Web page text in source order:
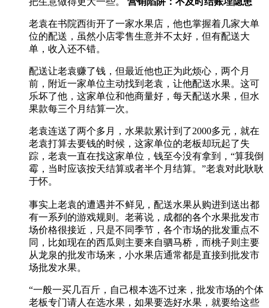
老袁在书院西街开了一家水果店，他也掌握着几家大单
位的配送，虽然小店零售生意并不太好，但有配送大
单，收入还不错。
配送让老袁赚了钱，但最近他也正为此烦心，两个月
前，附近一家单位主动找到老袁，让他配送水果。这可
乐坏了他，这家单位和他商量好，每天配送水果，但水
果款每三个月结算一次。
老袁连送了两个多月，水果款累计到了2000多元，就在
老袁打算去要钱的时候，这家单位的老板却玩起了失
踪，老袁一直在找这家单位，钱至今没有拿到，“算我倒
霉，当时应该按天结算或者半个月结算。”老袁对此耿耿
于怀。
事实上老袁的遭遇并不鲜见，配送水果从购进到送出都
有一系列的游戏规则。老蒋说，成都的各个水果批发市
场价格很接近，只是不同季节，各个市场的批发重点不
同，比如现在的西瓜则主要来自驷马桥，而桃子则主要
从龙泉的批发市场来，小水果店通常都是直接到批发市
场批发水果。
“一般一买几百斤，自己根本选不过来，批发市场的个体
老板专门请人在选水果，如果要选好水果，就要给这些